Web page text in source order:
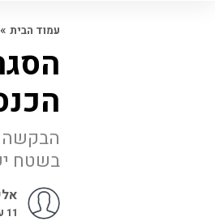
עמוד הבית »
הבקשה
בשטח
11